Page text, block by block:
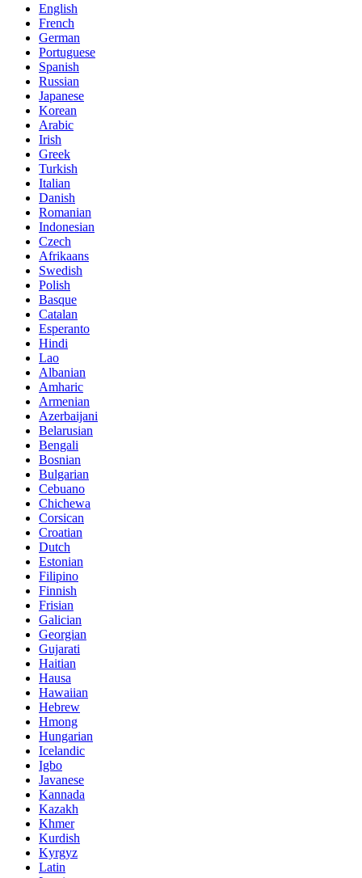
English
French
German
Portuguese
Spanish
Russian
Japanese
Korean
Arabic
Irish
Greek
Turkish
Italian
Danish
Romanian
Indonesian
Czech
Afrikaans
Swedish
Polish
Basque
Catalan
Esperanto
Hindi
Lao
Albanian
Amharic
Armenian
Azerbaijani
Belarusian
Bengali
Bosnian
Bulgarian
Cebuano
Chichewa
Corsican
Croatian
Dutch
Estonian
Filipino
Finnish
Frisian
Galician
Georgian
Gujarati
Haitian
Hausa
Hawaiian
Hebrew
Hmong
Hungarian
Icelandic
Igbo
Javanese
Kannada
Kazakh
Khmer
Kurdish
Kyrgyz
Latin